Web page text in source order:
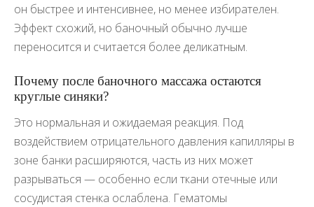
он быстрее и интенсивнее, но менее избирателен.
Эффект схожий, но баночный обычно лучше
переносится и считается более деликатным.
Почему после баночного массажа остаются
круглые синяки?
Это нормальная и ожидаемая реакция. Под
воздействием отрицательного давления капилляры в
зоне банки расширяются, часть из них может
разрываться — особенно если ткани отечные или
сосудистая стенка ослаблена. Гематомы